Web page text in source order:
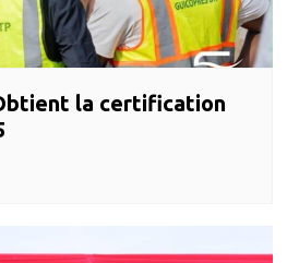
la certification